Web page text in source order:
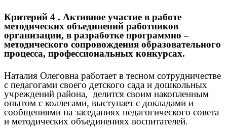
Критерий 4 . Активное участие в работе
методических объединений работников
организации, в разработке программно –
методического сопровождения образовательного
процесса, профессиональных конкурсах.
Наталия Олеговна работает в тесном сотрудничестве
с педагогами своего детского сада и дошкольных
учреждений района, делится своим накопленным
опытом с коллегами, выступает с докладами и
сообщениями на заседаниях педагогического совета
и методических объединениях воспитателей.